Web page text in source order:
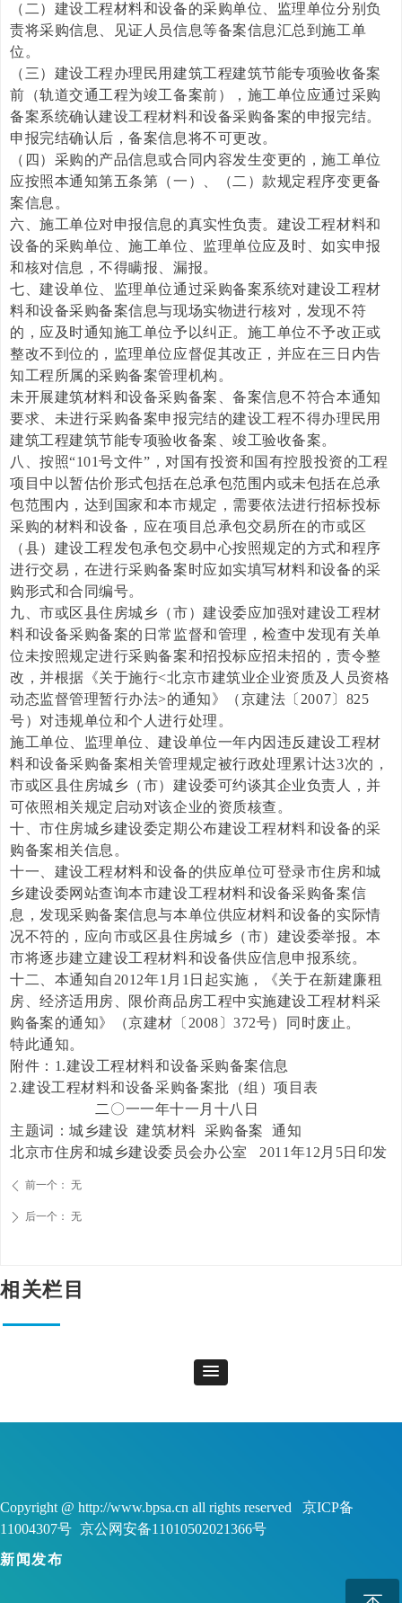
相关栏目
（二）建设工程材料和设备的采购单位、监理单位分别负
责将采购信息、见证人员信息等备案信息汇总到施工单
位。
（三）建设工程办理民用建筑工程建筑节能专项验收备案
前（轨道交通工程为竣工备案前），施工单位应通过采购
备案系统确认建设工程材料和设备采购备案的申报完结。
申报完结确认后，备案信息将不可更改。
（四）采购的产品信息或合同内容发生变更的，施工单位
应按照本通知第五条第（一）、（二）款规定程序变更备
案信息。
六、施工单位对申报信息的真实性负责。建设工程材料和
设备的采购单位、施工单位、监理单位应及时、如实申报
和核对信息，不得瞒报、漏报。
七、建设单位、监理单位通过采购备案系统对建设工程材
料和设备采购备案信息与现场实物进行核对，发现不符
的，应及时通知施工单位予以纠正。施工单位不予改正或
整改不到位的，监理单位应督促其改正，并应在三日内告
知工程所属的采购备案管理机构。
未开展建筑材料和设备采购备案、备案信息不符合本通知
要求、未进行采购备案申报完结的建设工程不得办理民用
建筑工程建筑节能专项验收备案、竣工验收备案。
八、按照“101号文件”，对国有投资和国有控股投资的工程
项目中以暂估价形式包括在总承包范围内或未包括在总承
包范围内，达到国家和本市规定，需要依法进行招标投标
采购的材料和设备，应在项目总承包交易所在的市或区
（县）建设工程发包承包交易中心按照规定的方式和程序
进行交易，在进行采购备案时应如实填写材料和设备的采
购形式和合同编号。
九、市或区县住房城乡（市）建设委应加强对建设工程材
料和设备采购备案的日常监督和管理，检查中发现有关单
位未按照规定进行采购备案和招投标应招未招的，责令整
改，并根据《关于施行<北京市建筑业企业资质及人员资格
动态监督管理暂行办法>的通知》（京建法〔2007〕825
号）对违规单位和个人进行处理。
施工单位、监理单位、建设单位一年内因违反建设工程材
料和设备采购备案相关管理规定被行政处理累计达3次的，
市或区县住房城乡（市）建设委可约谈其企业负责人，并
可依照相关规定启动对该企业的资质核查。
十、市住房城乡建设委定期公布建设工程材料和设备的采
购备案相关信息。
十一、建设工程材料和设备的供应单位可登录市住房和城
乡建设委网站查询本市建设工程材料和设备采购备案信
息，发现采购备案信息与本单位供应材料和设备的实际情
况不符的，应向市或区县住房城乡（市）建设委举报。本
市将逐步建立建设工程材料和设备供应信息申报系统。
十二、本通知自2012年1月1日起实施，《关于在新建廉租
房、经济适用房、限价商品房工程中实施建设工程材料采
购备案的通知》（京建材〔2008〕372号）同时废止。
特此通知。
附件：1.建设工程材料和设备采购备案信息
2.建设工程材料和设备采购备案批（组）项目表
二〇一一年十一月十八日
主题词：城乡建设 建筑材料 采购备案 通知
北京市住房和城乡建设委员会办公室 2011年12月5日印发
ꄴ 前一个： 无
ꄲ 后一个： 无
新闻发布
Copyright @ http://www.bpsa.cn all rights reserved 京ICP备
11004307号 京公网安备11010502021366号